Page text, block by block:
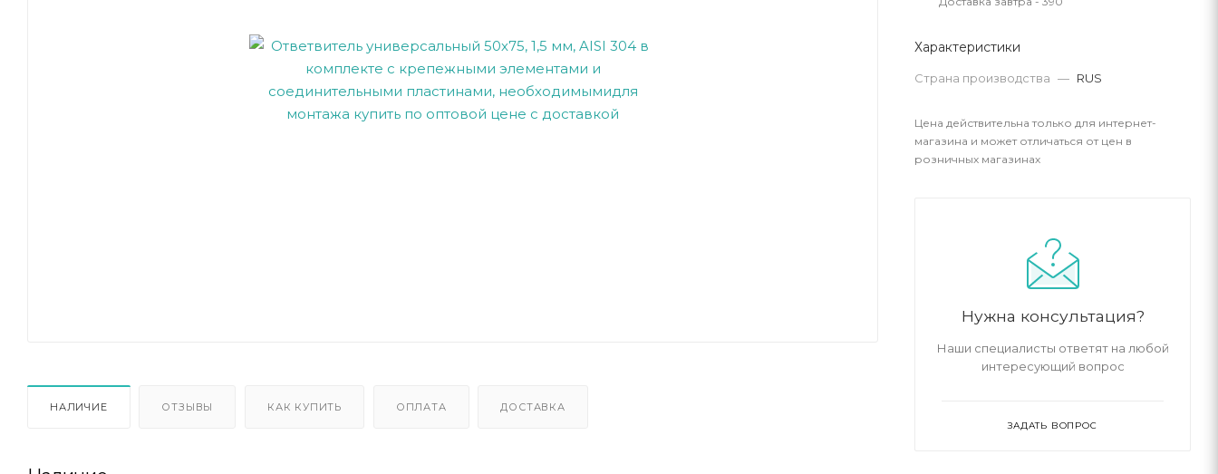
НАЛИЧИЕ ОТЗЫВЫ КАК КУПИТЬ ОПЛАТА ДОСТАВКА
Характеристики
Страна производства — RUS
Цена действительна только для интернет-
магазина и может отличаться от цен в
розничных магазинах
Нужна консультация?
Наши специалисты ответят на любой
интересующий вопрос
ЗАДАТЬ ВОПРОС